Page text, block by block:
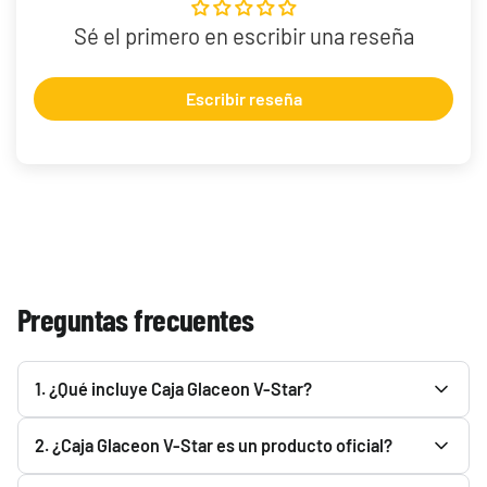
Sé el primero en escribir una reseña
Escribir reseña
Preguntas frecuentes
1. ¿Qué incluye Caja Glaceon V-Star?
todo lo que incluye. Podrás encontrarlo en el apartado
superior.
2. ¿Caja Glaceon V-Star es un producto oficial?